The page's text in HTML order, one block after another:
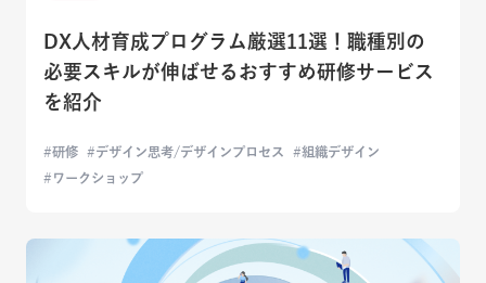
DX人材育成プログラム厳選11選！職種別の
必要スキルが伸ばせるおすすめ研修サービス
を紹介
研修 デザイン思考/デザインプロセス
組織デザイン
ワークショップ